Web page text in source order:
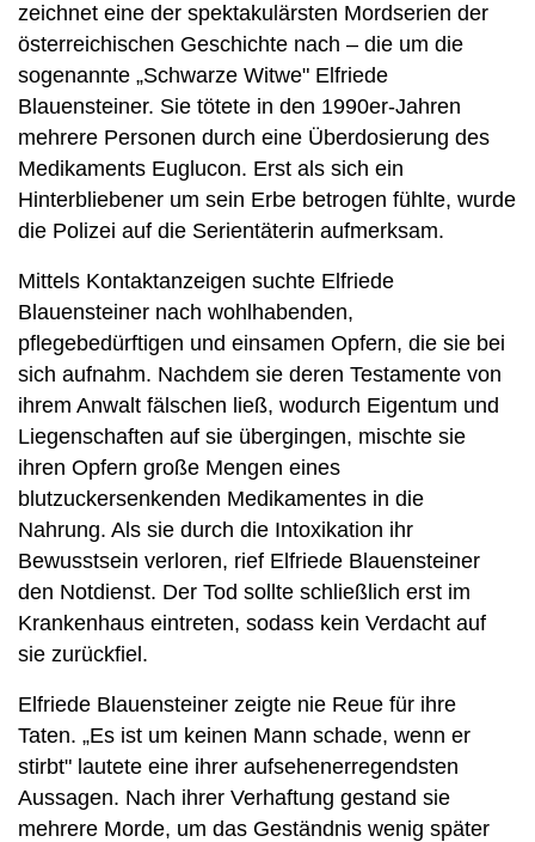
zeichnet eine der spektakulärsten Mordserien der
österreichischen Geschichte nach – die um die
sogenannte „Schwarze Witwe" Elfriede
Blauensteiner. Sie tötete in den 1990er-Jahren
mehrere Personen durch eine Überdosierung des
Medikaments Euglucon. Erst als sich ein
Hinterbliebener um sein Erbe betrogen fühlte, wurde
die Polizei auf die Serientäterin aufmerksam.
Mittels Kontaktanzeigen suchte Elfriede
Blauensteiner nach wohlhabenden,
pflegebedürftigen und einsamen Opfern, die sie bei
sich aufnahm. Nachdem sie deren Testamente von
ihrem Anwalt fälschen ließ, wodurch Eigentum und
Liegenschaften auf sie übergingen, mischte sie
ihren Opfern große Mengen eines
blutzuckersenkenden Medikamentes in die
Nahrung. Als sie durch die Intoxikation ihr
Bewusstsein verloren, rief Elfriede Blauensteiner
den Notdienst. Der Tod sollte schließlich erst im
Krankenhaus eintreten, sodass kein Verdacht auf
sie zurückfiel.
Elfriede Blauensteiner zeigte nie Reue für ihre
Taten. „Es ist um keinen Mann schade, wenn er
stirbt" lautete eine ihrer aufsehenerregendsten
Aussagen. Nach ihrer Verhaftung gestand sie
mehrere Morde, um das Geständnis wenig später